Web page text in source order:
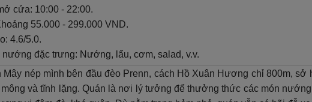
cửa: 10:00 - 22:00.
55.000 - 299.000 VND.
4.6/5.0.
nướng đặc trưng: Nướng, lẩu, cơm, salad, v.v.
nép mình bên đầu đèo Prenn, cách Hồ Xuân Hương chỉ 800m, sở
và tĩnh lặng. Quán là nơi lý tưởng để thưởng thức các món